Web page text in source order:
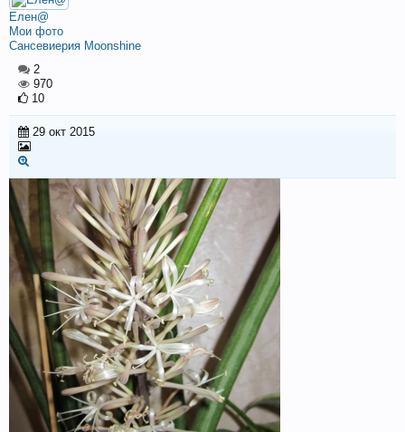
Елен@
Мои фото
Сансевиерия Moonshine
2
970
10
29 окт 2015